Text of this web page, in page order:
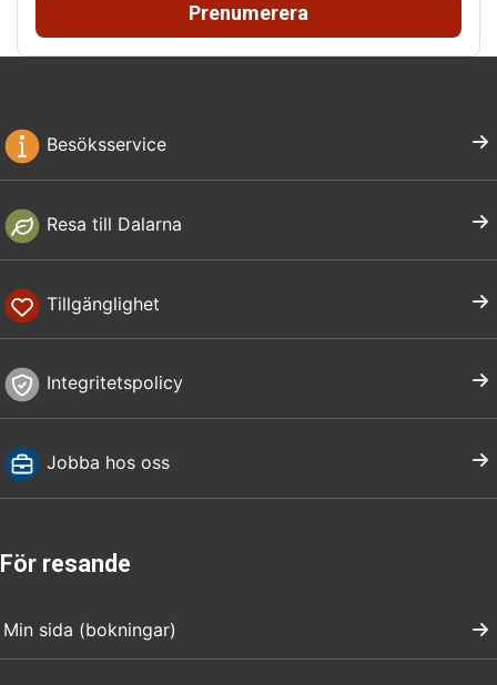
Prenumerera
Besöksservice
Resa till Dalarna
Tillgänglighet
Integritetspolicy
Jobba hos oss
För resande
Min sida (bokningar)